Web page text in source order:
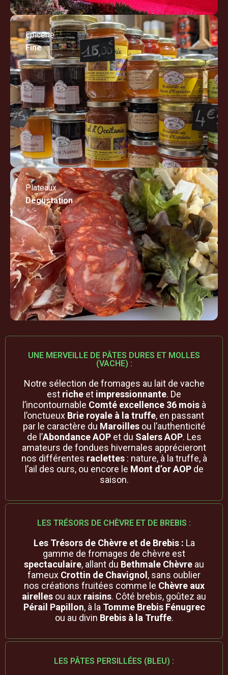
Epicerie
Fine
Plateaux
Dégustation
UNE MERVEILLE DE PÂTES DURES ET MOLLES
(VACHE) :
Notre sélection de fromages au lait de vache
est riche et impressionnante. De
l’incontournable Comté excellence 36 moisà
l’onctueux Brie royale à la truffe, en passant
par le caractère du Maroillesou l’authenticité
de l’Abondance AOPet du Salers AOP. Les
amateurs de fondues hivernales apprécieront
nos différentes raclettes: nature, à la truffe, à
l’ail des ours, ou encore le Mont d’or AOPde
saison.
LES TRÉSORS DE CHÈVRE ET DE BREBIS :
Les Trésors de Chèvre et de Brebis : La
gamme de fromages de chèvre est
spectaculaire, allant du Bethmale Chèvre au
fameux Crottin de Chavignol , sans oublier
nos créations fruitées comme le Chèvre aux
airelles ou aux raisins. Côté brebis, goûtez au
Pérail Papillon, à la Tomme Brebis Fénugrec
ou au divin Brebis à la Truffe.
LES PÂTES PERSILLÉES (BLEU) :